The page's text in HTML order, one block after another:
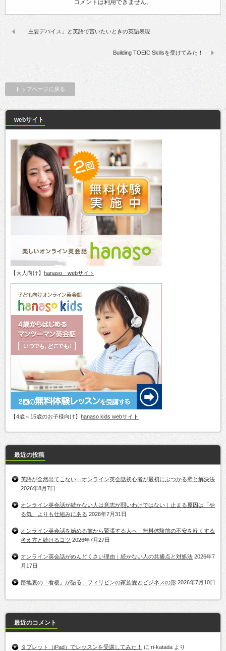
コメントは利用できません。
「主要デバイス」と英語で言いたいときの英語表現
Building TOEIC Skillsを受けてみた！
トップページに戻る
webサイト
【大人向け】 hanaso webサイト
【4歳～15歳のお子様向け】 hanaso kids webサイト
最近の投稿
英語が全然出てこない…オンライン英会話初心者が最初にぶつかる壁と解決法
2026年8月7日
オンライン英会話が続かない人は意志が弱いわけではない｜止まる原因は「や
る気」よりも仕組みにある 2026年7月31日
オンライン英会話を始める前から緊張する人へ｜無料体験前の不安を軽くする
考え方と続けるコツ 2026年7月27日
オンライン英会話がめんどくさい理由｜続かない人の共通点と対処法 2026年7
月17日
路地裏の「看板」が語る、フィリピンの家族愛とビジネスの形 2026年7月10日
最近のコメント
タブレット（iPad）でレッスンを受講してみた！ に ri-katada より